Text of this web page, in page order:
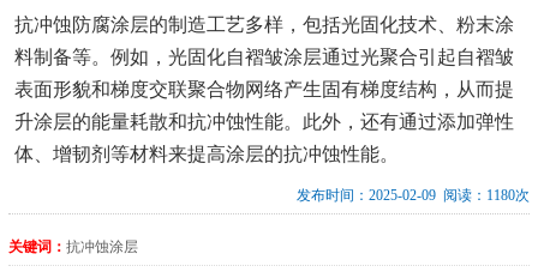
抗冲蚀防腐涂层的制造工艺多样，包括光固化技术、粉末涂
料制备等。例如，光固化自褶皱涂层通过光聚合引起自褶皱
表面形貌和梯度交联聚合物网络产生固有梯度结构，从而提
升涂层的能量耗散和抗冲蚀性能。此外，还有通过添加弹性
体、增韧剂等材料来提高涂层的抗冲蚀性能。
发布时间：2025-02-09 阅读：1180次
关键词： 抗冲蚀涂层